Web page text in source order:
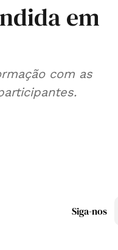
em
com as
Siga-nos